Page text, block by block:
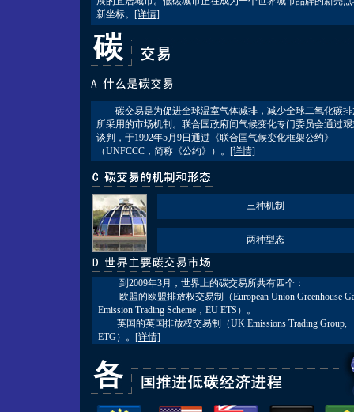
新坐标。 [详情]
碳交易是为促进全球温室气体减排，减少全球二氧化碳排
所采用的市场机制。联合国政府间气候变化专门委员会通过
谈判，于1992年5月9日通过《联合国气候变化框架公约》
（UNFCCC，简称《公约》）。 [详情]
三种机制
两种型态
到2009年3月，世界上的碳交易所共有四个：
欧盟的欧盟排放权交易制（European Union Greenhouse
Emission Trading Scheme，EU ETS）。
英国的英国排放权交易制（UK Emissions Trading Group,
ETG）。
[详情]